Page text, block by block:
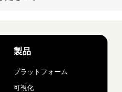
製品
プラットフォーム
可視化